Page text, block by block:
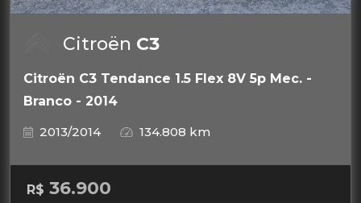
Citroën C3
Citroën C3 Tendance 1.5 Flex 8V 5p Mec. -
Branco - 2014
2013/2014
134.808 km
R$ 36.900